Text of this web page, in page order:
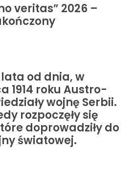
veritas” 2026 –
lata od dnia, w
1914 roku Austro-
wojnę Serbii.
rozpoczęły się
doprowadziły do
światowej.